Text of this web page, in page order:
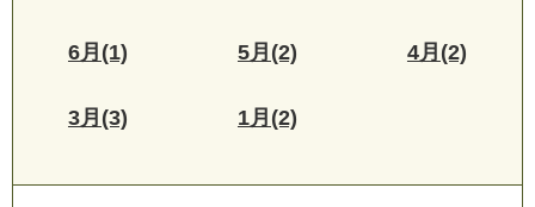
6月(1) 5月(2) 4月(2)
3月(3) 1月(2)